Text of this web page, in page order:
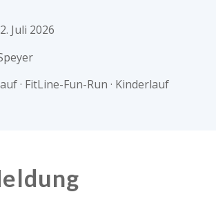
Juli 2026
· FitLine-Fun-Run · Kinderlauf